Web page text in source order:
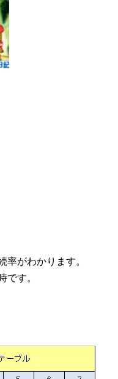
率がわかります。
です。